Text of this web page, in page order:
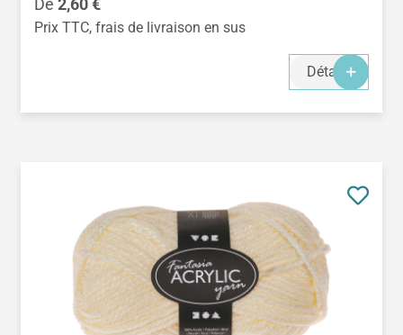
De 2,60 €
Prix TTC, frais de livraison en sus
Détails